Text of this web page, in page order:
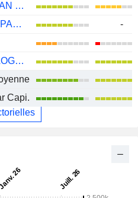
NORTHROP GRUMMAN CORPORATION
HONEYWELL AEROSPACE INC.
-
L3HARRIS TECHNOLOGIES, INC.
Capi.